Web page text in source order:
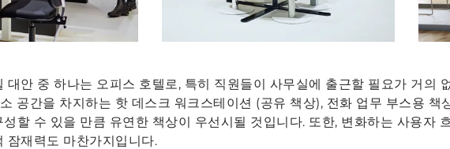
대안 중 하나는 오피스 호텔로, 특히 직원들이 사무실에 출근할 필요가 거의
공간을 차지하는 핫 데스크 워크스테이션 (공유 책상), 전화 업무 부스용 책
할 수 있을 만큼 유연한 책상이 우선시될 것입니다. 또한, 변화하는 사용자
잠재력도 마찬가지입니다.